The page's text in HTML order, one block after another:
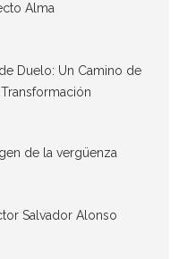
Alma
Duelo: Un Camino de
de la vergüenza
Salvador Alonso